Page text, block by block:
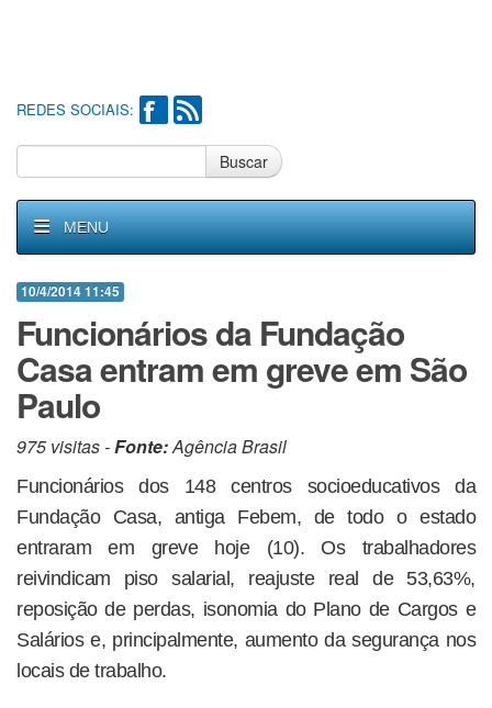
REDES SOCIAIS:
Buscar
MENU
10/4/2014 11:45
Funcionários da Fundação
Casa entram em greve em São
Paulo
975 visitas -Fonte:Agência Brasil
Funcionários dos 148 centros socioeducativos da
Fundação Casa, antiga Febem, de todo o estado
entraram em greve hoje (10). Os trabalhadores
reivindicam piso salarial, reajuste real de 53,63%,
reposição de perdas, isonomia do Plano de Cargos e
Salários e, principalmente, aumento da segurança nos
locais de trabalho.